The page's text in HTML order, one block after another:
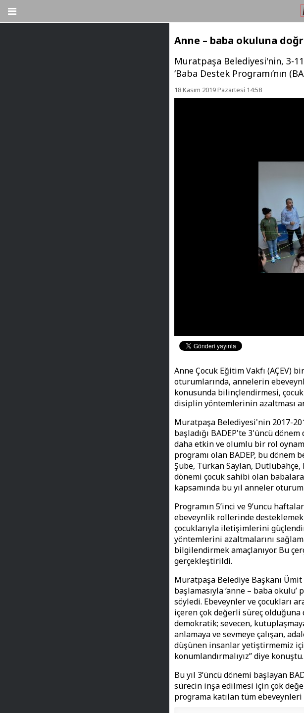
Anne – baba okuluna
Muratpaşa Belediyesi'nin, 3-
‘Baba Destek Programı’nın
18 Kasım 2019 Pazartesi 14:58
Anne Çocuk Eğitim Vakfı (AÇEV)
oturumlarında, annelerin
konusunda bilinçlendirmesi,
disiplin yöntemlerinin azaltması
Muratpaşa Belediyesi'nin 2017-
başladığı BADEP'te 3'üncü
daha etkin ve olumlu bir rol
programı olan BADEP, bu dönem
Şube, Türkan Saylan,
dönemi çocuk sahibi olan
kapsamında bu yıl anneler
Programın 5’inci ve 9’uncu
ebeveynlik rollerinde
çocuklarıyla iletişimlerini
yöntemlerini azaltmalarını
bilgilendirmek amaçlanıyor. Bu
gerçekleştirildi.
Muratpaşa Belediye Başkanı
başlamasıyla ‘anne – baba
söyledi. Ebeveynler ve çocukları
içeren çok değerli süreç olduğuna
demokratik; sevecen,
anlamaya ve sevmeye çalışan,
düşünen insanlar yetiştirmemiz
konumlandırmalıyız” diye konuştu.
Bu yıl 3’üncü dönemi başlayan
sürecin inşa edilmesi için çok
programa katılan tüm ebeveynleri